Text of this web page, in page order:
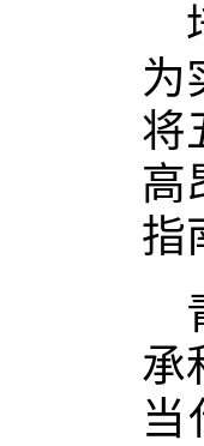
为
将
高
指
承
当